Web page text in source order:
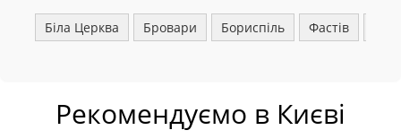
Біла Церква Бровари Бориспіль Фастів
Рекомендуємо в Києві